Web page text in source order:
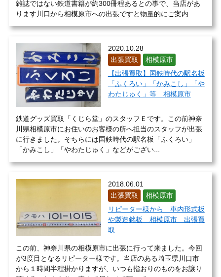
雑誌ではない鉄道書籍が約300冊程あるとの事で、当店があ
ります川口から相模原市への出張ですと物量的にご案内...
2020.10.28
出張買取
相模原市
【出張買取】国鉄時代の駅名板
「ふくろい」「かみこし」「や
わたじゅく」等 相模原市
鉄道グッズ買取「くじら堂」のスタッフＥです。この前神奈
川県相模原市にお住いのお客様の所へ担当のスタッフが出張
に行きました。そちらには国鉄時代の駅名板「ふくろい」
「かみこし」「やわたじゅく」などがござい...
2018.06.01
出張買取
相模原市
リピーター様から 車内形式板
や製造銘板 相模原市 出張買
取
この前、神奈川県の相模原市に出張に行って来ました。今回
が3度目となるリピーター様です。当店のある埼玉県川口市
から１時間半程掛かりますが、いつも指おりのものをお譲り